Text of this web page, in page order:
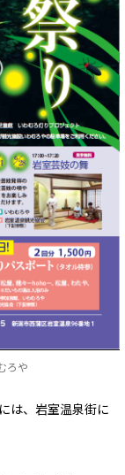
ろや
は、岩室温泉街に